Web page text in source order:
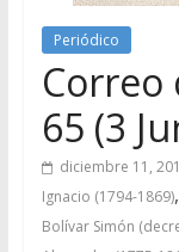
Periódico
Correo
65 (3
diciembre 11,
Ignacio (1794-1869),
Bolívar Simón